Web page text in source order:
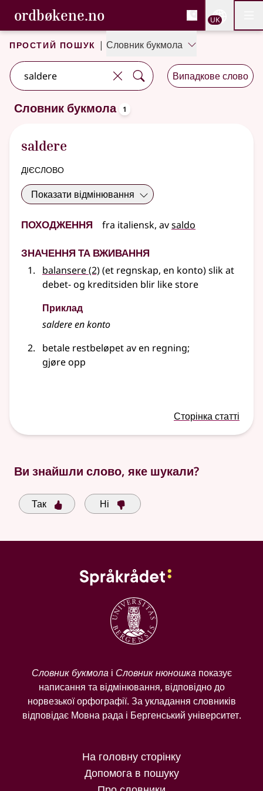
Перейти до основного вмісту
Доступність
ordbøkene.no, Cловник букмола та
Cловник букмола та Словник нюношка
UK
Простий пошук |Словник букмола
Випадкове слово
Один результат.Додаткові пропозиції пошуку
Словник букмола 1
saldere
дієслово
Показати відмінювання
Походження fra italiensk, avsaldo
Значення та вживання
balansere(2)(et regnskap, en konto) slik at
debet- og kreditsiden blir like store
Приклад
saldereen konto
betale restbeløpet av en regning;
gjøre opp
Сторінка статті
Ви знайшли слово, яке шукали?
Так Ні
Словник букмолаі Словник нюношкапоказує
написання та відмінювання, відповідно до
норвезької орфографії. За укладання словників
відповідає Мовна рада і Бергенський університет.
На головну сторінку
Допомога в пошуку